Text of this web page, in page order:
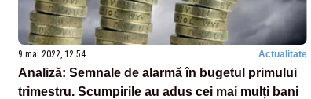
9 mai 2022, 12:54 Actualitate
Analiză: Semnale de alarmă în bugetul primului
trimestru. Scumpirile au adus cei mai mulți bani